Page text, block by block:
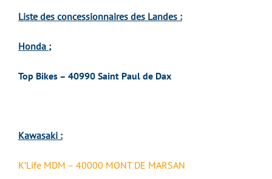
Liste des concessionnaires des Landes :
Honda ;
Top Bikes – 40990 Saint Paul de Dax
Kawasaki :
K’Life MDM – 40000 MONT DE MARSAN